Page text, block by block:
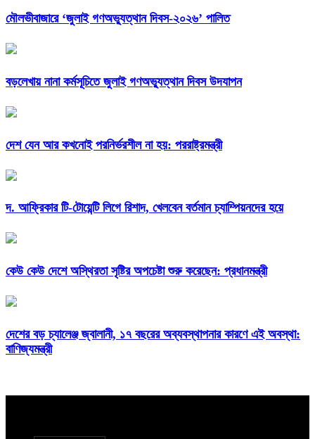
মৌলভীবাজারে ‘জুলাই গণঅভ্যুত্থান দিবস-২০২৬’ পালিত
বড়লেখায় নানা কর্মসূচিতে জুলাই গণঅভ্যুত্থান দিবস উদযাপন
দেশ যেন আর কখনোই পরনির্ভরশীল না হয়: পররাষ্ট্রমন্ত্রী
দ. আফ্রিকার টি-টোয়েন্টি লিগে রিশাদ, খেলবেন বর্তমান চ্যাম্পিয়নদের হয়ে
কেউ কেউ দেশে অস্থিরতা সৃষ্টির অপচেষ্টা শুরু করেছেন: প্রধানমন্ত্রী
দেশের বড় চ্যালেঞ্জ জ্বালানী, ১৭ বছরের অব্যবস্থাপনার কারণে এই অবস্থা:
বাণিজ্যমন্ত্রী